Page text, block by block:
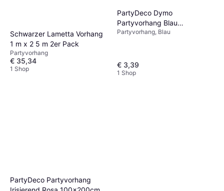
Schwarzer Lametta Vorhang
1 m x 2 5 m 2er Pack
Partyvorhang
€ 35,34
1 Shop
PartyDeco Dymo
Partyvorhang Blau
100x200cm
Partyvorhang, Blau
€ 3,39
1 Shop
PartyDeco Partyvorhang